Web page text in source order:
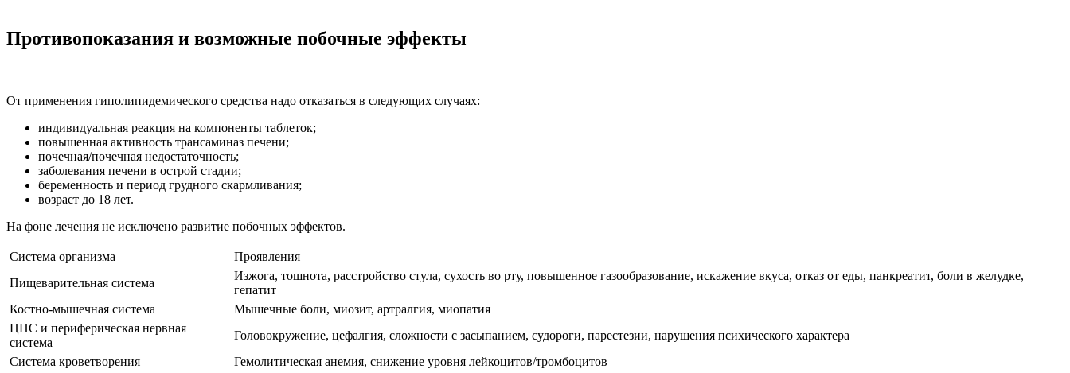
Противопоказания и возможные побочные эффекты
От применения гиполипидемического средства надо отказаться в следующих случаях:
индивидуальная реакция на компоненты таблеток;
повышенная активность трансаминаз печени;
почечная/почечная недостаточность;
заболевания печени в острой стадии;
беременность и период грудного скармливания;
возраст до 18 лет.
На фоне лечения не исключено развитие побочных эффектов.
Система организма
Проявления
Пищеварительная система
Изжога, тошнота, расстройство стула, сухость во рту, повышенное газообразование, искажение вкуса, отказ от еды, панкреатит, боли в желудке,
гепатит
Костно-мышечная система
Мышечные боли, миозит, артралгия, миопатия
ЦНС и периферическая нервная
система
Головокружение, цефалгия, сложности с засыпанием, судороги, парестезии, нарушения психического характера
Система кроветворения
Гемолитическая анемия, снижение уровня лейкоцитов/тромбоцитов